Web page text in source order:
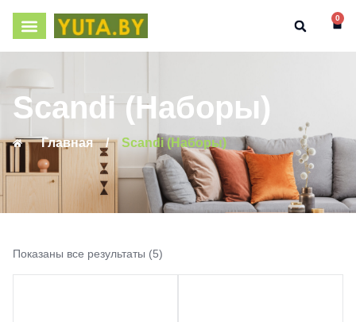
0
Scandi (Наборы)
Главная / Scandi (Наборы)
Показаны все результаты (5)